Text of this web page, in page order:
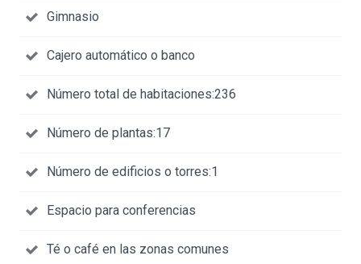
Gimnasio
Cajero automático o banco
Número total de habitaciones:236
Número de plantas:17
Número de edificios o torres:1
Espacio para conferencias
Té o café en las zonas comunes